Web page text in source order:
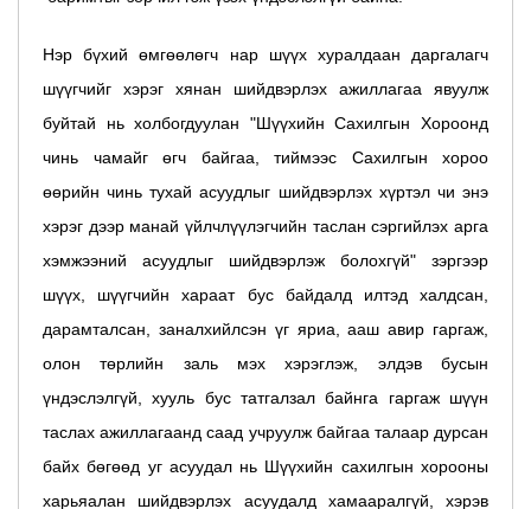
Нэр бүхий өмгөөлөгч нар шүүх хуралдаан даргалагч
шүүгчийг хэрэг хянан шийдвэрлэх ажиллагаа явуулж
буйтай нь холбогдуулан "Шүүхийн Сахилгын Хороонд
чинь чамайг өгч байгаа, тиймээс Сахилгын хороо
өөрийн чинь тухай асуудлыг шийдвэрлэх хүртэл чи энэ
хэрэг дээр манай үйлчлүүлэгчийн таслан сэргийлэх арга
хэмжээний асуудлыг шийдвэрлэж болохгүй" зэргээр
шүүх, шүүгчийн хараат бус байдалд илтэд халдсан,
дарамталсан, заналхийлсэн үг яриа, ааш авир гаргаж,
олон төрлийн заль мэх хэрэглэж, элдэв бусын
үндэслэлгүй, хууль бус татгалзал байнга гаргаж шүүн
таслах ажиллагаанд саад учруулж байгаа талаар дурсан
байх бөгөөд уг асуудал нь Шүүхийн сахилгын хорооны
харьяалан шийдвэрлэх асуудалд хамааралгүй, хэрэв